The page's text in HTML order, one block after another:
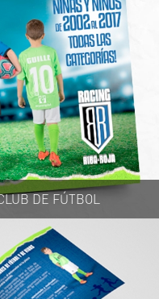
DE FÚTBOL